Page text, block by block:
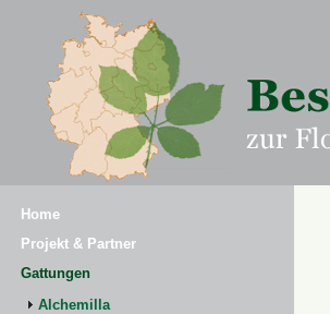
Home
Projekt & Partner
Gattungen
Alchemilla